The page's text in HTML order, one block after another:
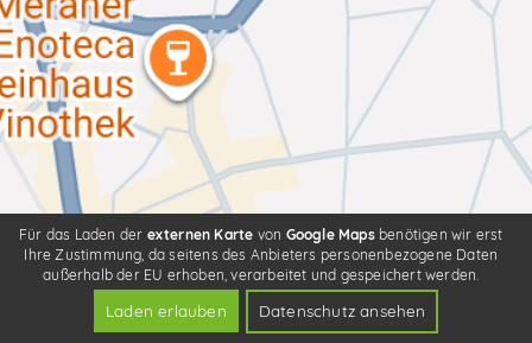
Für das Laden der externen Karte von Google Mapsbenötigen wir erst
Ihre Zustimmung, da seitens des Anbieters personenbezogene Daten
außerhalb der EU erhoben, verarbeitet und gespeichert werden.
Laden erlauben Datenschutz ansehen